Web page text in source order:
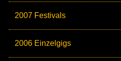
2007 Festivals
2006 Einzelgigs